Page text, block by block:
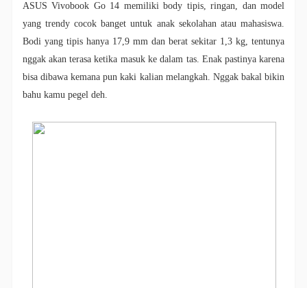
ASUS Vivobook Go 14 memilikibody tipis, ringan, dan model
yang trendy cocok banget untuk anak sekolahan atau mahasiswa.
Bodi yang tipis hanya 17,9 mm dan berat sekitar 1,3 kg, tentunya
nggak akan terasa ketika masuk ke dalam tas. Enak pastinya karena
bisa dibawa kemana pun kaki kalian melangkah. Nggak bakal bikin
bahu kamu pegel deh.